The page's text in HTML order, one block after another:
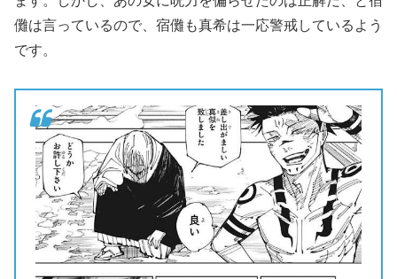
儺は言っているので、宿儺も真希は一応警戒しているよう
です。